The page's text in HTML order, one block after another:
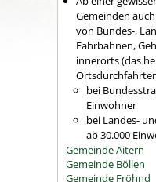
Gemeinden
von Bundes-,
Fahrbahnen,
innerorts (das
bei
Einwohner
bei Landes-
ab 30.000
Gemeinde Aitern
Gemeinde Böllen
Gemeinde Fröhnd